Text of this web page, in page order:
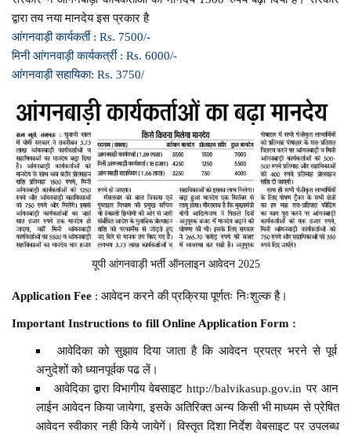
द्वारा तय नया मानदेय इस प्रकार है
आंगनवाड़ी कार्यकर्ती : Rs. 7500/-
मिनी आंगनवाड़ी कार्यकर्त्री : Rs. 6000/-
आंगनवाड़ी सहायिका: Rs. 3750/
यूपी आंगनवाड़ी भर्ती ऑनलाइन आवेदन 2025
Application Fee : आवेदन करने की प्रक्रिया पूर्णतः निःशुल्क है।
Important Instructions to fill Online Application Form :
आवेदिका को सुझाव दिया जाता है कि आवेदन प्रपत्र भरने से पूर्व
अनुदेशों को ध्यानपूर्वक पढ लें।
आवेदिका द्वारा विभागीय वेबसाइट http://balvikasup.gov.in पर आन
लाईन आवेदन किया जायेगा, इसके अतिरिक्त अन्य किसी भी माध्यम से प्रेषित
आवेदन स्वीकार नही किये जायेगें। विस्तृत दिशा निर्देश वेबसाइट पर उपलब्ध